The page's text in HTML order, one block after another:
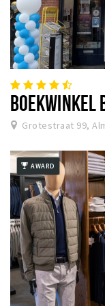
BOEKWINKEL
Grotestraat 99,
AWARD